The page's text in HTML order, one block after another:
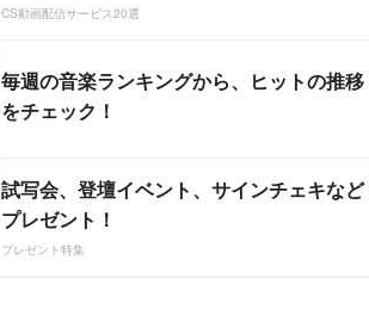
CS動画配信サービス20選
毎週の音楽ランキングから、ヒットの推移
をチェック！
試写会、登壇イベント、サインチェキなど
プレゼント！
プレゼント特集